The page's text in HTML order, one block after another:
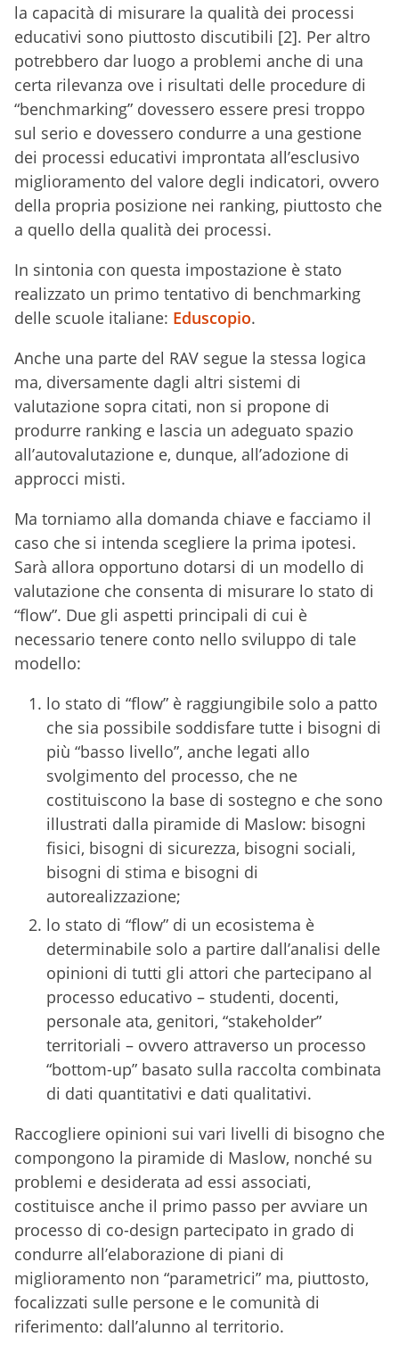
la capacità di misurare la qualità dei processi
educativi sono piuttosto discutibili [2]. Per altro
potrebbero dar luogo a problemi anche di una
certa rilevanza ove i risultati delle procedure di
“benchmarking” dovessero essere presi troppo
sul serio e dovessero condurre a una gestione
dei processi educativi improntata all’esclusivo
miglioramento del valore degli indicatori, ovvero
della propria posizione nei ranking, piuttosto che
a quello della qualità dei processi.
In sintonia con questa impostazione è stato
realizzato un primo tentativo di benchmarking
delle scuole italiane: Eduscopio.
Anche una parte del RAV segue la stessa logica
ma, diversamente dagli altri sistemi di
valutazione sopra citati, non si propone di
produrre ranking e lascia un adeguato spazio
all’autovalutazione e, dunque, all’adozione di
approcci misti.
Ma torniamo alla domanda chiave e facciamo il
caso che si intenda scegliere la prima ipotesi.
Sarà allora opportuno dotarsi di un modello di
valutazione che consenta di misurare lo stato di
“flow”. Due gli aspetti principali di cui è
necessario tenere conto nello sviluppo di tale
modello:
lo stato di “flow” è raggiungibile solo a patto
che sia possibile soddisfare tutte i bisogni di
più “basso livello”, anche legati allo
svolgimento del processo, che ne
costituiscono la base di sostegno e che sono
illustrati dalla piramide di Maslow: bisogni
fisici, bisogni di sicurezza, bisogni sociali,
bisogni di stima e bisogni di
autorealizzazione;
lo stato di “flow” di un ecosistema è
determinabile solo a partire dall’analisi delle
opinioni di tutti gli attori che partecipano al
processo educativo – studenti, docenti,
personale ata, genitori, “stakeholder”
territoriali – ovvero attraverso un processo
“bottom-up” basato sulla raccolta combinata
di dati quantitativi e dati qualitativi.
Raccogliere opinioni sui vari livelli di bisogno che
compongono la piramide di Maslow, nonché su
problemi e desiderata ad essi associati,
costituisce anche il primo passo per avviare un
processo di co-design partecipato in grado di
condurre all’elaborazione di piani di
miglioramento non “parametrici” ma, piuttosto,
focalizzati sulle persone e le comunità di
riferimento: dall’alunno al territorio.